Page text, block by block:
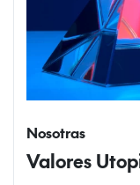
Nosotras
Valores